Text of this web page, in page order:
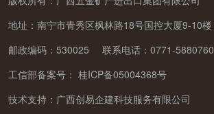
地址：南宁市青秀区枫林路18号国控大厦9-10楼
邮政编码：530025
联系电话：0771-5880760
工信部备案号： 桂ICP备05004368号
技术支持： 广西创易企建科技服务有限公司